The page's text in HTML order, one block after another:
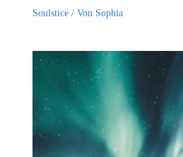
Soulstice/ Von Sophia